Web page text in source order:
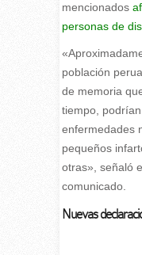
mencionados
personas de
población
de memoria
tiempo,
enfermedades
pequeños
otras», señaló
comunicado.
Nuevas